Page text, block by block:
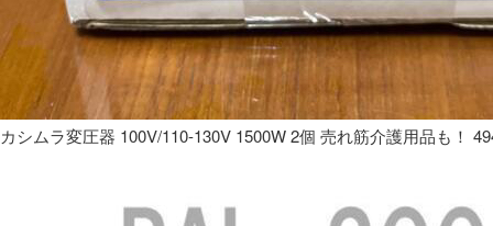
カシムラ変圧器 100V/110-130V 1500W 2個 売れ筋介護用品も！